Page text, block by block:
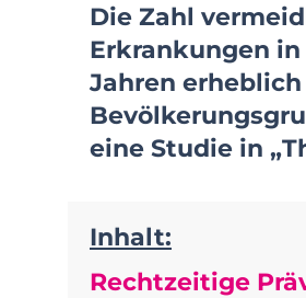
Die Zahl
Erkrankungen
Jahren
eine Studie in „
Inhalt:
Rechtzeitige